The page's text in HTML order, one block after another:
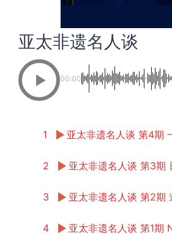
亚太非遗名人谈
00:00
1
2 亚太非遗名人谈 第3期
3 亚太非遗名人谈 第2期
4 亚太非遗名人谈 第1期